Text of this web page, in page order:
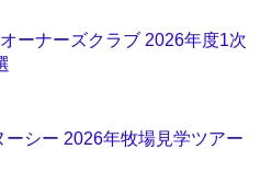
ーナーズクラブ 2026年度1次
シー 2026年牧場見学ツアー